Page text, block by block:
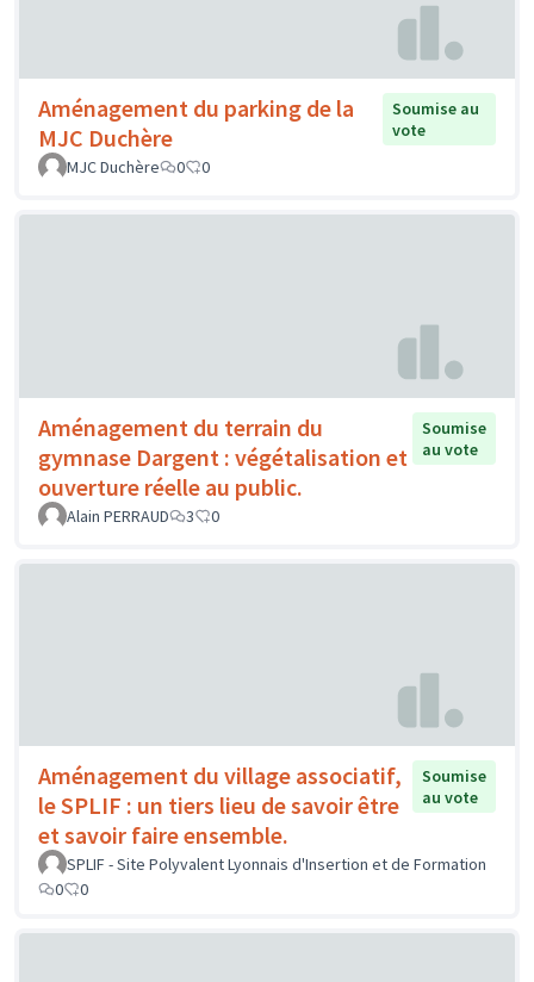
Aménagement du parking de la
MJC Duchère
Soumise au
vote
MJC Duchère
0 0
Aménagement du terrain du
gymnase Dargent : végétalisation et
ouverture réelle au public.
Soumise
au vote
Alain PERRAUD 3 0
Aménagement du village associatif,
le SPLIF : un tiers lieu de savoir être
et savoir faire ensemble.
Soumise
au vote
SPLIF - Site Polyvalent Lyonnais d'Insertion et de Formation
0
0